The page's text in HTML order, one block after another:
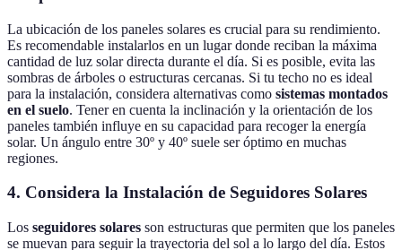
La ubicación de los paneles solares es crucial para su rendimiento.
Es recomendable instalarlos en un lugar donde reciban la máxima
cantidad de luz solar directa durante el día. Si es posible, evita las
sombras de árboles o estructuras cercanas. Si tu techo no es ideal
para la instalación, considera alternativas como sistemas montados
en el suelo. Tener en cuenta la inclinación y la orientación de los
paneles también influye en su capacidad para recoger la energía
solar. Un ángulo entre 30º y 40º suele ser óptimo en muchas
regiones.
4. Considera la Instalación de Seguidores Solares
Los seguidores solares son estructuras que permiten que los paneles
se muevan para seguir la trayectoria del sol a lo largo del día. Estos